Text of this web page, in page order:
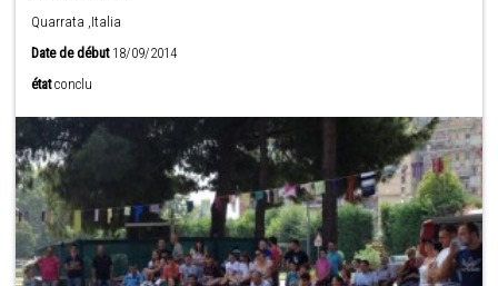
Quarrata ,Italia
Date de début18/09/2014
état conclu